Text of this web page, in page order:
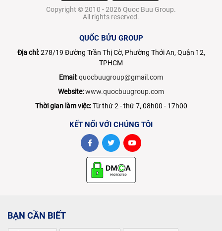
Copyright © 2010 - 2026 Quoc Buu Group.
All rights reserved.
QUỐC BỬU GROUP
Địa chỉ:278/19 Đường Trần Thị Cờ, Phường Thới An, Quận 12,
TPHCM
Email:quocbuugroup@gmail.com
Website:www.quocbuugroup.com
Thời gian làm việc:Từ thứ 2 - thứ 7, 08h00 - 17h00
KẾT NỐI VỚI CHÚNG TÔI
BẠN CẦN BIẾT